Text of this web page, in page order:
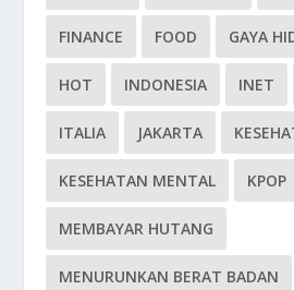
FINANCE FOOD GAYA
HOT INDONESIA INET
ITALIA JAKARTA
KESEHATAN MENTAL KPOP
MEMBAYAR HUTANG
MENURUNKAN BERAT BADAN